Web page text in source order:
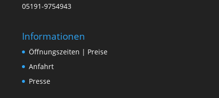
05191-9754943
Informationen
Öffnungszeiten | Preise
Anfahrt
Presse